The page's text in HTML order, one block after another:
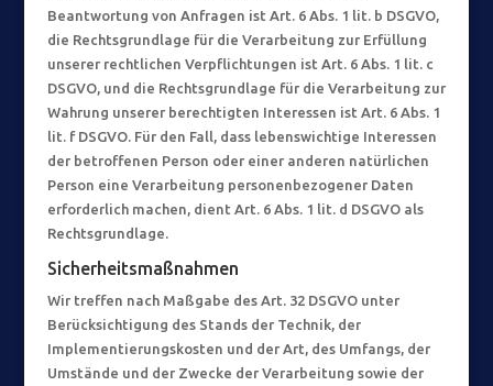
Beantwortung von Anfragen ist Art. 6 Abs. 1 lit. b DSGVO,
die Rechtsgrundlage für die Verarbeitung zur Erfüllung
unserer rechtlichen Verpflichtungen ist Art. 6 Abs. 1 lit. c
DSGVO, und die Rechtsgrundlage für die Verarbeitung zur
Wahrung unserer berechtigten Interessen ist Art. 6 Abs. 1
lit. f DSGVO. Für den Fall, dass lebenswichtige Interessen
der betroffenen Person oder einer anderen natürlichen
Person eine Verarbeitung personenbezogener Daten
erforderlich machen, dient Art. 6 Abs. 1 lit. d DSGVO als
Rechtsgrundlage.
Sicherheitsmaßnahmen
Wir treffen nach Maßgabe des Art. 32 DSGVO unter
Berücksichtigung des Stands der Technik, der
Implementierungskosten und der Art, des Umfangs, der
Umstände und der Zwecke der Verarbeitung sowie der